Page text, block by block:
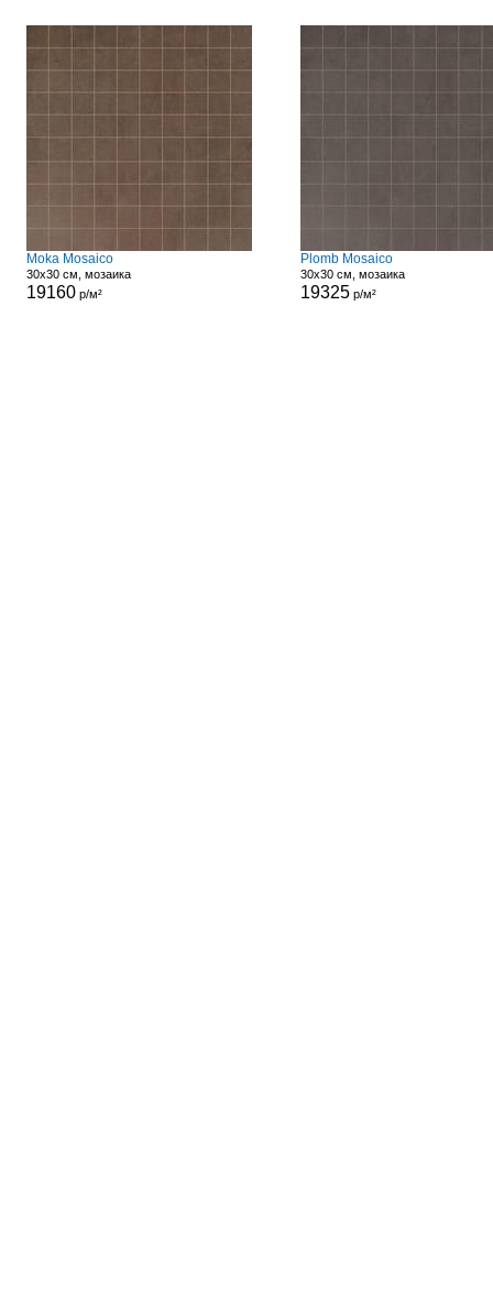
Moka Mosaico
30x30 см, мозаика
19160р/м²
Plomb Mosaico
30x30 см, мозаика
19325р/м²